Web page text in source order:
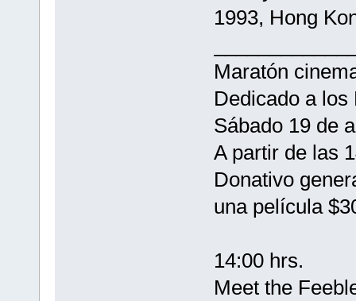
1993, Hong
Maratón
Dedicado a los
Sábado 19 de
A partir de las
Donativo
una película
14:00 hrs.
Meet the